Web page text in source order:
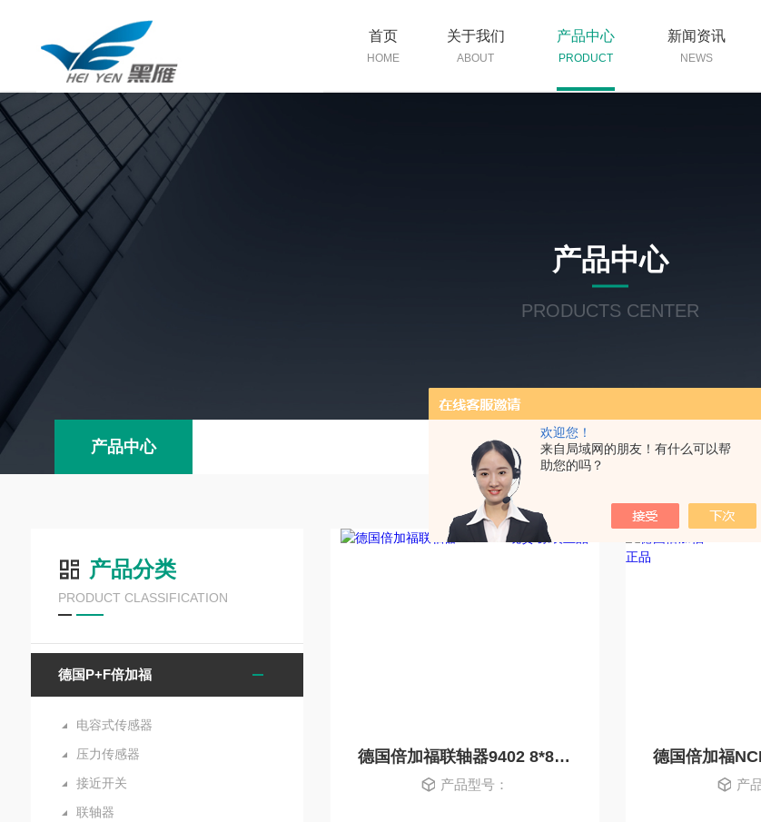
欢迎您！
来自局域网的朋友！有什么可以帮
助您的吗？
首页
HOME
关于我们
ABOUT
产品中心
PRODUCT
新闻资讯
NEWS
产品中心
PRODUCTS CENTER
产品中心
产品分类
PRODUCT CLASSIFICATION
德国P+F倍加福
电容式传感器
压力传感器
接近开关
联轴器
德国倍加福联轴器9402 8*8现货 原装正品
产品型号： 产